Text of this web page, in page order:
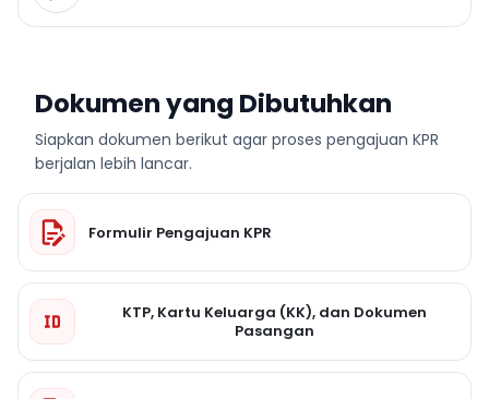
Dokumen yang Dibutuhkan
Siapkan dokumen berikut agar proses pengajuan KPR
berjalan lebih lancar.
Formulir Pengajuan KPR
KTP, Kartu Keluarga (KK), dan Dokumen
Pasangan